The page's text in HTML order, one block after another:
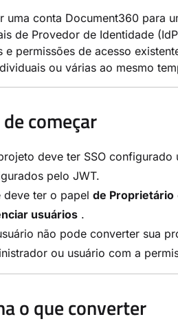
uma conta Document360 para
de Provedor de Identidade
e permissões de acesso
ou várias ao mesmo
começar
deve ter SSO
pelo JWT.
deve ter o papel de Proprietário
usuários .
não pode converter sua
ou usuário com a
o que converter